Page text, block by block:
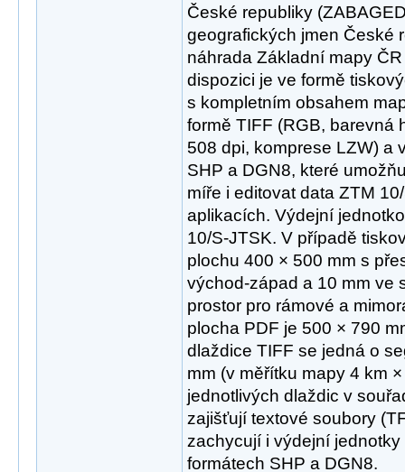
České republiky
geografických jmen České
náhrada Základní mapy
dispozici je ve formě
s kompletním obsahem
formě TIFF (RGB, barevná
508 dpi, komprese LZW) a
SHP a DGN8, které
míře i editovat data ZTM
aplikacích. Výdejní
10/S-JTSK. V případě
plochu 400 × 500 mm s
východ-západ a 10 mm ve
prostor pro rámové a
plocha PDF je 500 × 790
dlaždice TIFF se jedná o
mm (v měřítku mapy 4 km
jednotlivých dlaždic v
zajišťují textové soubory
zachycují i výdejní
formátech SHP a DGN8.